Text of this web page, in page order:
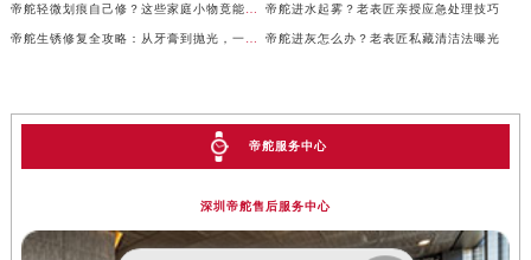
帝舵进水起雾？老表匠亲授应急处理技巧
帝舵进灰怎么办？老表匠私藏清洁法曝光
帝舵服务中心
深圳帝舵售后服务中心